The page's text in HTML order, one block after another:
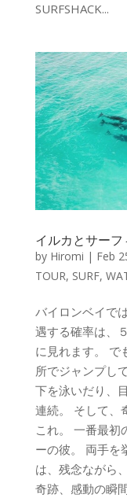
SURFSHACK...
イルカとサーフ
by Hiromi | Feb
TOUR, SURF,
バイロンベイで
遇する確率は、
に見れます。 で
所でジャンプし
下を泳いだり、
連続。 そして、
これ。 一番最初
ーの彼。 両手を
は、残念ながら
奇跡、感動の瞬